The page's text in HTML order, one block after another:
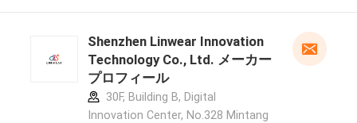
Shenzhen Linwear Innovation
Technology Co., Ltd. メーカー
プロフィール
30F, Building B, Digital
Innovation Center, No.328 Mintang